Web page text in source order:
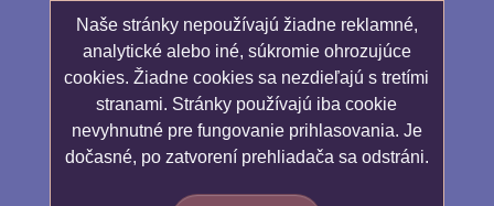
Naše stránky nepoužívajú žiadne reklamné,
analytické alebo iné, súkromie ohrozujúce
cookies. Žiadne cookies sa nezdieľajú s tretími
stranami. Stránky používajú iba cookie
nevyhnutné pre fungovanie prihlasovania. Je
dočasné, po zatvorení prehliadača sa odstráni.